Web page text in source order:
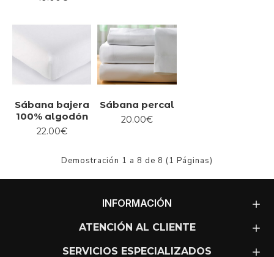
Sábana bajera
100% algodón
22.00€
Sábana percal
20.00€
Demostración 1 a 8 de 8 (1 Páginas)
INFORMACIÓN
ATENCIÓN AL CLIENTE
SERVICIOS ESPECIALIZADOS